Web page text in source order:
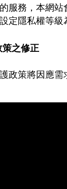
服務，本網
定隱私權等級
策之修正
政策將因應需